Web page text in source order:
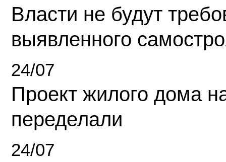
Власти не будут
выявленного
24/07
Проект жилого дома
переделали
24/07